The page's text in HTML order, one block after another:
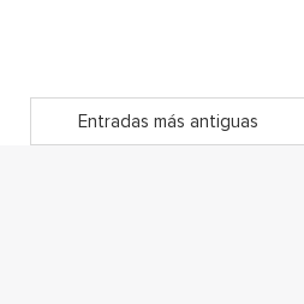
Entradas más antiguas